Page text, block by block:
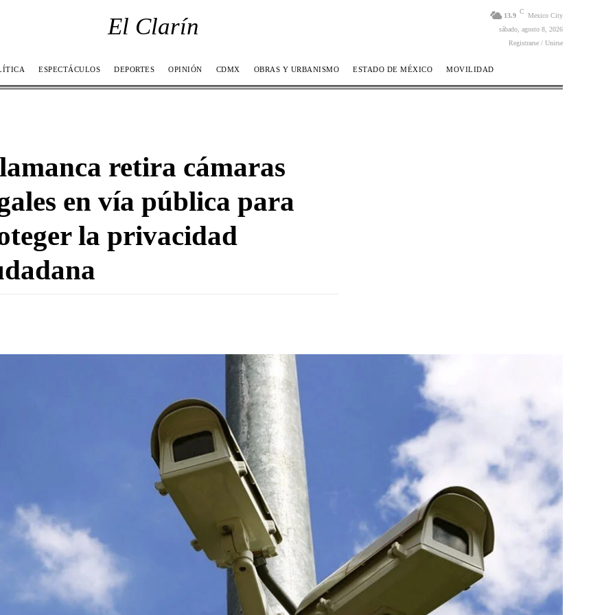
El Clarín 13.9
C
Mexico City
sábado, agosto 8, 2026
Registrarse / Unirse
ESPECTÁCULOS DEPORTES OPINIÓN CDMX OBRAS Y URBANISMO ESTADO DE MÉXICO MOVILIDAD
retira cámaras
en vía pública para
la privacidad